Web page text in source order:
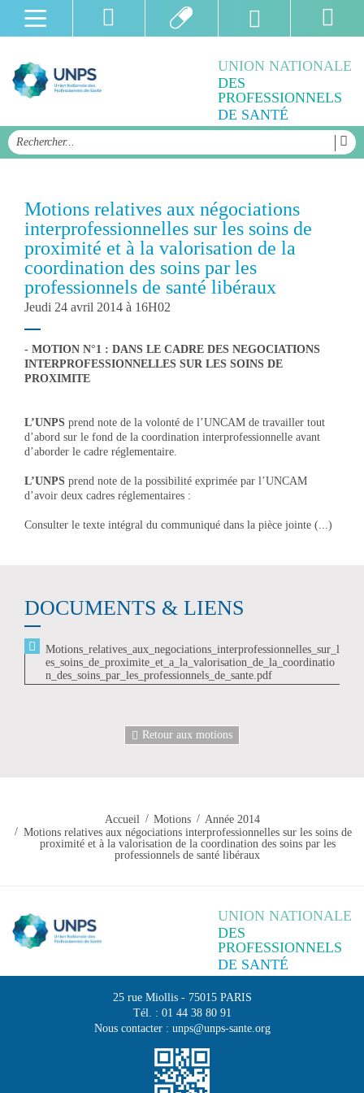
UNION NATIONALE
DES
PROFESSIONNELS
DE SANTÉ
Motions relatives aux négociations
interprofessionnelles sur les soins de
proximité et à la valorisation de la
coordination des soins par les
professionnels de santé libéraux
Jeudi 24 avril 2014 à 16H02
- MOTION N°1 : DANS LE CADRE DES NEGOCIATIONS
INTERPROFESSIONNELLES SUR LES SOINS DE
PROXIMITE
L’UNPS prend note de la volonté de l’UNCAM de travailler tout
d’abord sur le fond de la coordination interprofessionnelle avant
d’aborder le cadre réglementaire.
L’UNPS prend note de la possibilité exprimée par l’UNCAM
d’avoir deux cadres réglementaires :
Consulter le texte intégral du communiqué dans la pièce jointe (...)
DOCUMENTS & LIENS
Motions_relatives_aux_negociations_interprofessionnelles_sur_l
es_soins_de_proximite_et_a_la_valorisation_de_la_coordinatio
n_des_soins_par_les_professionnels_de_sante.pdf
Retour aux motions
Accueil Motions
Année 2014
Motions relatives aux négociations interprofessionnelles sur les soins de
proximité et à la valorisation de la coordination des soins par les
professionnels de santé libéraux
UNION NATIONALE
DES
PROFESSIONNELS
DE SANTÉ
25 rue Miollis- 75015 PARIS
Tél. : 01 44 38 80 91
Nous contacter : unps@unps-sante.org